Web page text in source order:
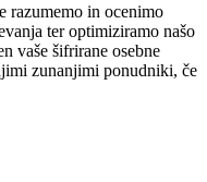
razumemo in ocenimo
ter optimiziramo našo
vaše šifrirane osebne
zunanjimi ponudniki, če